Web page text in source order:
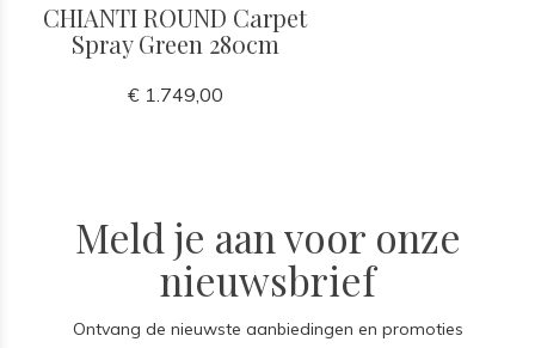
CHIANTI ROUND Carpet
Spray Green 280cm
€ 1.749,00
Meld je aan voor onze
nieuwsbrief
Ontvang de nieuwste aanbiedingen en promoties